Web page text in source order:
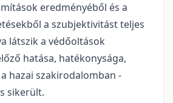
eredményéből és a
a szubjektivitást teljes
látszik a védőoltások
hatása, hatékonysága,
hazai szakirodalomban -
sikerült.